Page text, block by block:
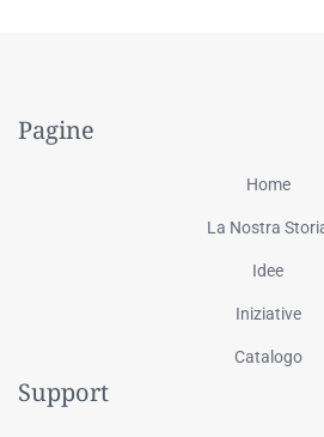
Pagine
Home
La Nostra
Idee
Iniziative
Catalogo
Support